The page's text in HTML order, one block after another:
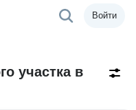
Войти
участка в